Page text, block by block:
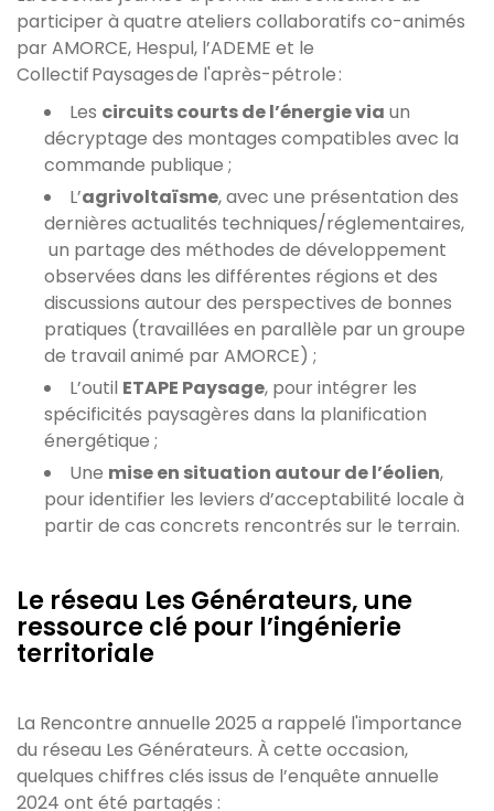
participer à quatre ateliers collaboratifs co-animés
par AMORCE, Hespul, l’ADEME et le
Collectif Paysages de l'après-pétrole :
Les circuits courts de l’énergie via un
décryptage des montages compatibles avec la
commande publique ;
L’agrivoltaïsme, avec une présentation des
dernières actualités techniques/réglementaires,
un partage des méthodes de développement
observées dans les différentes régions et des
discussions autour des perspectives de bonnes
pratiques (travaillées en parallèle par un groupe
de travail animé par AMORCE) ;
L’outil ETAPE Paysage, pour intégrer les
spécificités paysagères dans la planification
énergétique ;
Une mise en situation autour de l’éolien,
pour identifier les leviers d’acceptabilité locale à
partir de cas concrets rencontrés sur le terrain.
Le réseau Les Générateurs, une
ressource clé pour l’ingénierie
territoriale
La Rencontre annuelle 2025 a rappelé l'importance
du réseau Les Générateurs. À cette occasion,
quelques chiffres clés issus de l’enquête annuelle
2024 ont été partagés :